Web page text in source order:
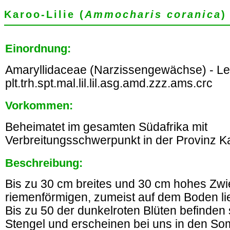
Karoo-Lilie (Ammocharis coranica)
Einordnung:
Amaryllidaceae (Narzissengewächse) -
plt.trh.spt.mal.lil.lil.asg.amd.zzz.ams.crc
Vorkommen:
Beheimatet im gesamten Südafrika mit
Verbreitungsschwerpunkt in der Provinz
Beschreibung:
Bis zu 30 cm breites und 30 cm hohes
riemenförmigen, zumeist auf dem Boden
Bis zu 50 der dunkelroten Blüten befinden
Stengel und erscheinen bei uns in den